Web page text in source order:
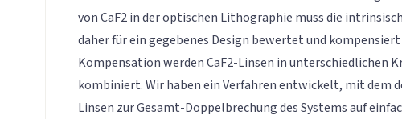
von CaF2 in der optischen Lithographie muss die
daher für ein gegebenes Design bewertet und
Kompensation werden CaF2-Linsen in unterschiedlichen
kombiniert. Wir haben ein Verfahren entwickelt, mit dem
Linsen zur Gesamt-Doppelbrechung des Systems auf